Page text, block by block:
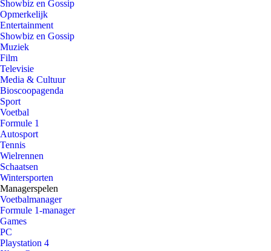
Showbiz en Gossip
Opmerkelijk
Entertainment
Showbiz en Gossip
Muziek
Film
Televisie
Media & Cultuur
Bioscoopagenda
Sport
Voetbal
Formule 1
Autosport
Tennis
Wielrennen
Schaatsen
Wintersporten
Managerspelen
Voetbalmanager
Formule 1-manager
Games
PC
Playstation 4